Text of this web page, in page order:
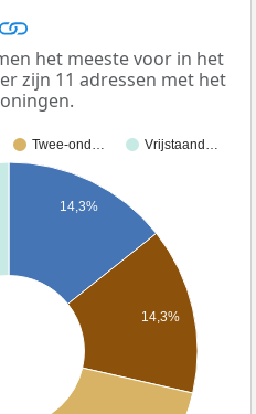
het meeste voor in het
zijn 11 adressen met het
Twee-ond… Vrijstaand…
14,3%
14,3%